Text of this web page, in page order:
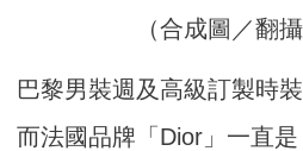
（合成圖／翻
巴黎男裝週及高級訂製時
而法國品牌「Dior」一直是